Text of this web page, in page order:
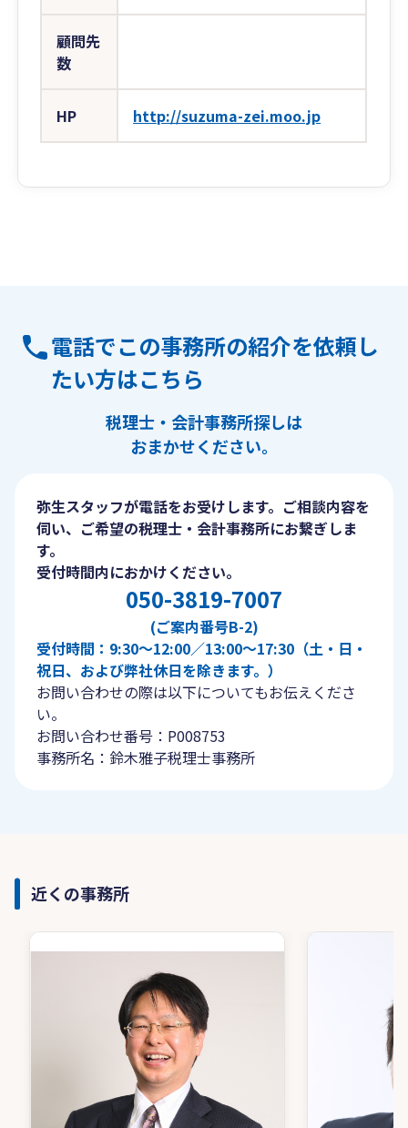
顧問先
数
HP http://suzuma-zei.moo.jp
電話でこの事務所の紹介を依頼し
たい方はこちら
税理士・会計事務所探しは
おまかせください。
弥生スタッフが電話をお受けします。ご相談内容を
伺い、ご希望の税理士・会計事務所にお繋ぎしま
す。
受付時間内におかけください。
050-3819-7007
(ご案内番号B-2)
受付時間：9:30〜12:00／13:00〜17:30（土・日・
祝日、および弊社休日を除きます。）
お問い合わせの際は以下についてもお伝えくださ
い。
お問い合わせ番号：P008753
事務所名：鈴木雅子税理士事務所
近くの事務所